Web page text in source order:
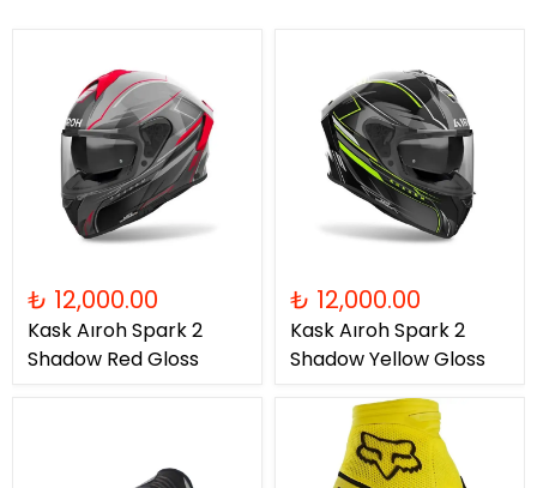
₺ 12,000.00
Kask Aıroh Spark 2
Shadow Red Gloss
₺ 12,000.00
Kask Aıroh Spark 2
Shadow Yellow Gloss